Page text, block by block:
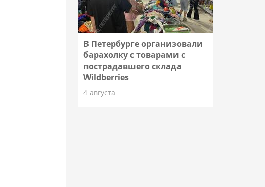
В Петербурге организовали
барахолку с товарами с
пострадавшего склада
Wildberries
4 августа